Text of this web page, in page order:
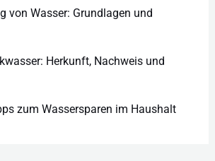
von Wasser: Grundlagen und
Herkunft, Nachweis und
zum Wassersparen im Haushalt